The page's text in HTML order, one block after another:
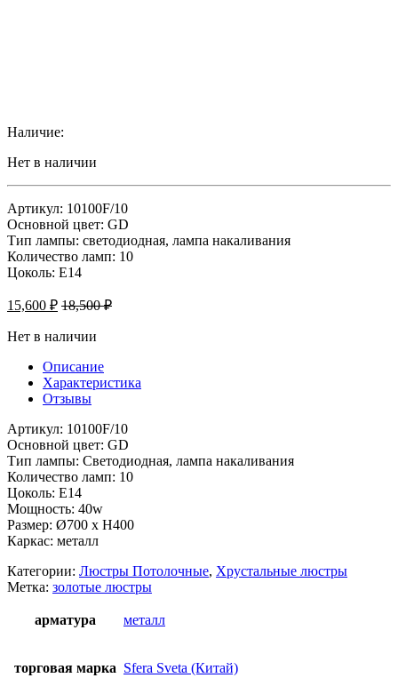
Наличие:
Нет в наличии
Артикул: 10100F/10
Основной цвет: GD
Тип лампы: светодиодная, лампа накаливания
Количество ламп: 10
Цоколь: Е14
15,600 ₽ 18,500₽
Нет в наличии
Описание
Характеристика
Отзывы
Артикул: 10100F/10
Основной цвет: GD
Тип лампы: Светодиодная, лампа накаливания
Количество ламп: 10
Цоколь: Е14
Мощность: 40w
Размер: Ø700 x H400
Каркас: металл
Категории: Люстры Потолочные, Хрустальные люстры
Метка: золотые люстры
арматура металл
торговая марка Sfera Sveta (Китай)